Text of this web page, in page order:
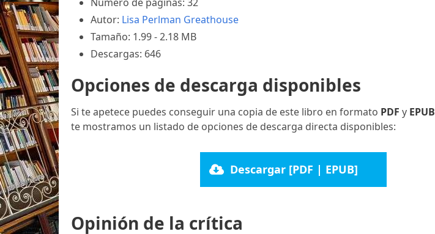
Autor: Lisa Perlman Greathouse
Tamaño: 1.99 - 2.18 MB
Descargas: 646
Opciones de descarga disponibles
Si te apetece puedes conseguir una copia de este libro en formato PDF y EPUB
te mostramos un listado de opciones de descarga directa disponibles:
Descargar [PDF | EPUB]
Opinión de la crítica